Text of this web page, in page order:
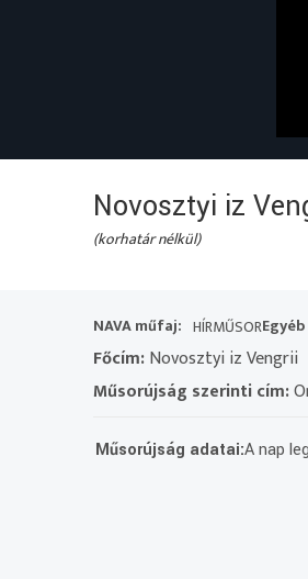
Novosztyi iz
(korhatár nélkül)
NAVA műfaj: HÍRMŰSOR
Főcím:Novosztyi iz Vengrii
Műsorújság szerinti cím:
Műsorújság adatai:A nap